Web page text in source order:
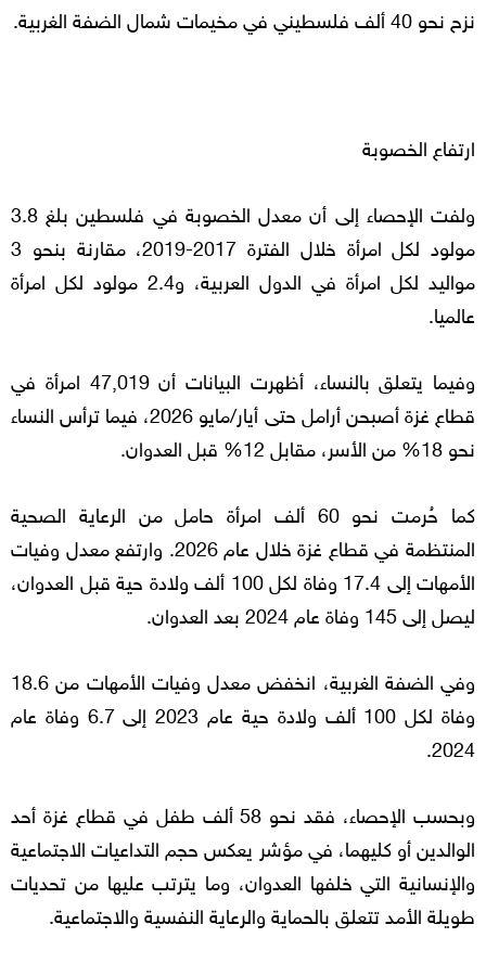
نزح نحو 40 ألف فلسطيني في مخيمات شمال الضفة الغربية.
ارتفاع الخصوبة
ولفت الإحصاء إلى أن معدل الخصوبة في فلسطين بلغ 3.8
مولود لكل امرأة خلال الفترة 2017-2019، مقارنة بنحو 3
مواليد لكل امرأة في الدول العربية، و2.4 مولود لكل امرأة
عالميا.
وفيما يتعلق بالنساء، أظهرت البيانات أن 47,019 امرأة في
قطاع غزة أصبحن أرامل حتى أيار/مايو 2026، فيما ترأس النساء
نحو 18% من الأسر، مقابل 12% قبل العدوان.
كما حُرمت نحو 60 ألف امرأة حامل من الرعاية الصحية
المنتظمة في قطاع غزة خلال عام 2026. وارتفع معدل وفيات
الأمهات إلى 17.4 وفاة لكل 100 ألف ولادة حية قبل العدوان،
ليصل إلى 145 وفاة عام 2024 بعد العدوان.
وفي الضفة الغربية، انخفض معدل وفيات الأمهات من 18.6
وفاة لكل 100 ألف ولادة حية عام 2023 إلى 6.7 وفاة عام
2024.
وبحسب الإحصاء، فقد نحو 58 ألف طفل في قطاع غزة أحد
الوالدين أو كليهما، في مؤشر يعكس حجم التداعيات الاجتماعية
والإنسانية التي خلفها العدوان، وما يترتب عليها من تحديات
طويلة الأمد تتعلق بالحماية والرعاية النفسية والاجتماعية.